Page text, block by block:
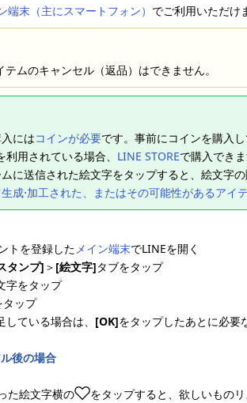
端末（主にスマートフォン） でご利用いただけ
ムのキャンセル（返品）はできません。
にはコインが必要です。事前にコインを購入し
利用されている場合、 LINE STOREで購入できま
に送信された絵文字をタップすると、絵文字の
成⋅加工された、またはその可能性があるアイ
トを登録したメイン端末でLINEを開く
タンプ] ＞ [絵文字]タブをタップ
字をタップ
タップ
ている場合は、 [OK]をタップしたあとに必要
後の場合
た絵文字横の
をタップすると、欲しいもの